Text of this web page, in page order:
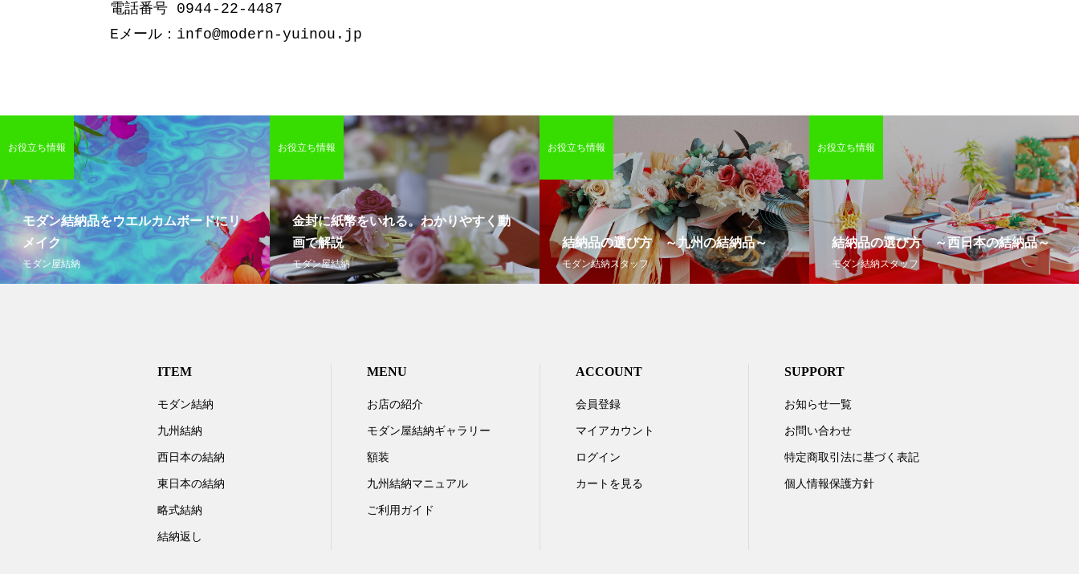
電話番号 0944-22-4487
Eメール：info@modern-yuinou.jp
モダン結納品をウエルカムボードにリ
メイク
モダン屋結納
お役立ち情報
金封に紙幣をいれる。わかりやすく動
画で解説
モダン屋結納
お役立ち情報
結納品の選び方 ～九州の結納品～
モダン結納スタッフ
お役立ち情報
結納品の選び方 ～西日本の結納品～
モダン結納スタッフ
お役立ち情報
ITEM
モダン結納
九州結納
西日本の結納
東日本の結納
略式結納
結納返し
MENU
お店の紹介
モダン屋結納ギャラリー
額装
九州結納マニュアル
ご利用ガイド
ACCOUNT
会員登録
マイアカウント
ログイン
カートを見る
SUPPORT
お知らせ一覧
お問い合わせ
特定商取引法に基づく表記
個人情報保護方針